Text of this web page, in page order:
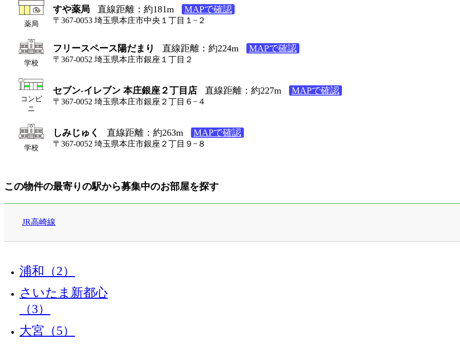
薬局
すや薬局 直線距離：約181m MAPで確認
〒367-0053 埼玉県本庄市中央１丁目１−２
学校
フリースペース陽だまり 直線距離：約224m MAPで確認
〒367-0052 埼玉県本庄市銀座１丁目２
コンビ
ニ
セブン-イレブン 本庄銀座２丁目店 直線距離：約227m MAPで確認
〒367-0052 埼玉県本庄市銀座２丁目６−４
学校
しみじゅく 直線距離：約263m MAPで確認
〒367-0052 埼玉県本庄市銀座２丁目９−８
この物件の最寄りの駅から募集中のお部屋を探す
JR高崎線
浦和（2）
さいたま新都心
（3）
大宮（5）